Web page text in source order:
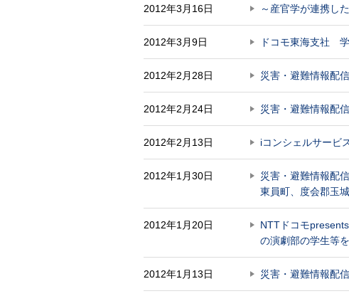
2012年3月16日 ～産官学が連携し
2012年3月9日 ドコモ東海支社
2012年2月28日 災害・避難情報配
2012年2月24日 災害・避難情報配
2012年2月13日 iコンシェルサービ
2012年1月30日
災害・避難情報配
東員町、度会郡玉
2012年1月20日
NTTドコモ
の演劇部の学生等
2012年1月13日 災害・避難情報配